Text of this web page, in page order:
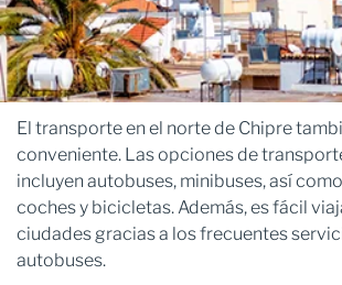
El transporte en el norte de Chipre
conveniente. Las opciones de
incluyen autobuses, minibuses, así
coches y bicicletas. Además, es fácil
ciudades gracias a los frecuentes
autobuses.